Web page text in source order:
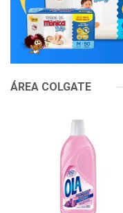
ÁREA COLGATE